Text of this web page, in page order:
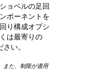
ョベルの足回
ポーネントを
り構成オプシ
は最寄りの
い。
また、制限が適用